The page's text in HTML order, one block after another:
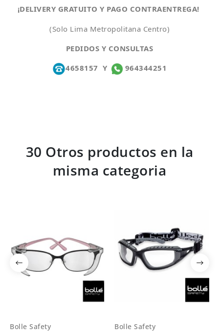
¡DELIVERY GRATUITO Y PAGO CONTRAENTREGA!
(Solo Lima Metropolitana Centro)
PEDIDOS Y CONSULTAS
4658157 Y 964344251
30 Otros productos en la
misma categoria
Bolle Safety
Bolle Safety